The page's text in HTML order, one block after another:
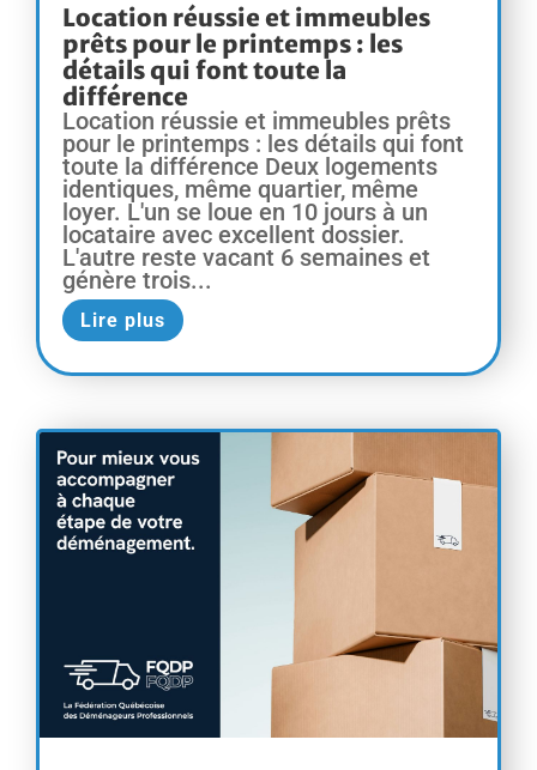
Location réussie et immeubles
prêts pour le printemps : les
détails qui font toute la
différence
Location réussie et immeubles prêts
pour le printemps : les détails qui font
toute la différence Deux logements
identiques, même quartier, même
loyer. L'un se loue en 10 jours à un
locataire avec excellent dossier.
L'autre reste vacant 6 semaines et
génère trois...
Lire plus